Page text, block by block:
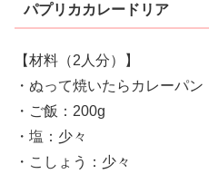
パプリカカレードリア
【材料（2人分）】
・ぬって焼いたらカレーパン
・ご飯：200g
・塩：少々
・こしょう：少々